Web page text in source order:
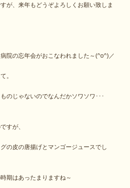
が、来年もどうぞよろしくお願い致しま
院の忘年会がおこなわれました～(^o^)／
。
のじゃないのでなんだかソワソワ･･･
すが、
の皮の唐揚げとマンゴージュースでし
期はあったまりますね～